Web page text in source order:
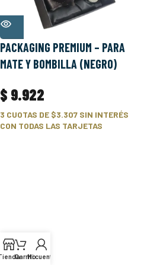
PACKAGING PREMIUM – PARA
MATE Y BOMBILLA (NEGRO)
$ 9.922
3 CUOTAS DE $3.307 SIN INTERÉS
CON TODAS LAS TARJETAS
CarritoMi cuenta